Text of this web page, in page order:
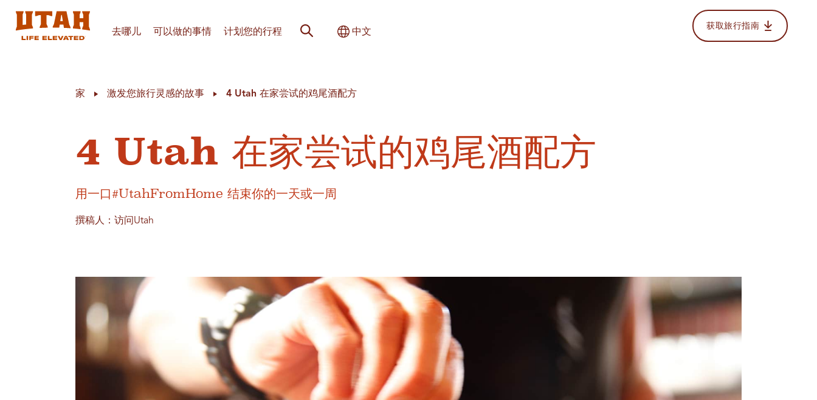
去哪儿 可以做的事情 计划您的行程 网站搜索切换国际
中文 获取旅行指南
家 激发您旅行灵感的故事 4 Utah 在家尝试的鸡尾酒配方
4 Utah 在家尝试的鸡尾酒配方
用一口#UtahFromHome 结束你的一天或一周
撰稿人：访问Utah